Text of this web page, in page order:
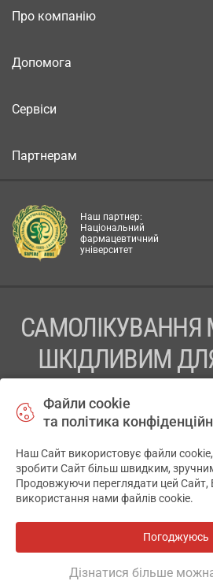
Про компанію
Допомога
Сервіси
Партнерам
Наш партнер:
Національний
фармацевтичний
університет
ШКІДЛИВИМ
ПЕРЕД ЗАСТОСУВАННЯМ
ТОВ «АПТЕКА 911.ЮА» Код
Відмова від
© 2014-2026. Медична
Файли cookie
та політика
Наш Сайт використовує файли
зробити Сайт більш швидким,
Продовжуючи переглядати цей Сайт,
використання нами файлів cookie.
Погоджуюсь
Дізнатися більше